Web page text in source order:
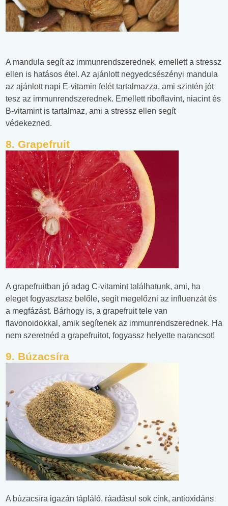
A mandula segít az immunrendszerednek, emellett a stressz
ellen is hatásos étel. Az ajánlott negyedcsészényi mandula
az ajánlott napi E-vitamin felét tartalmazza, ami szintén jót
tesz az immunrendszerednek. Emellett riboflavint, niacint és
B-vitamint is tartalmaz, ami a stressz ellen segít
védekezned.
8. Grapefruit
A grapefruitban jó adag C-vitamint találhatunk, ami, ha
eleget fogyasztasz belőle, segít megelőzni az influenzát és
a megfázást. Bárhogy is, a grapefruit tele van
flavonoidokkal, amik segítenek az immunrendszerednek. Ha
nem szeretnéd a grapefruitot, fogyassz helyette narancsot!
9. Búzacsíra
A búzacsíra igazán tápláló, ráadásul sok cink, antioxidáns